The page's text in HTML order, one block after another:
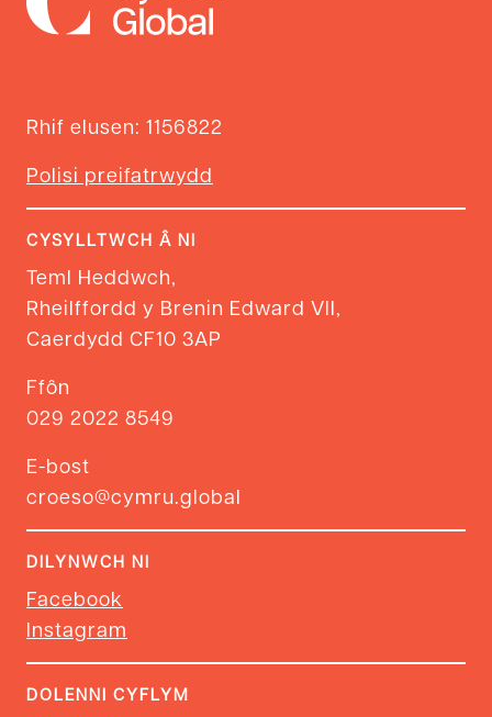
Rhif elusen: 1156822
Polisi preifatrwydd
CYSYLLTWCH Â NI
Teml Heddwch,
Rheilffordd y Brenin Edward VII,
Caerdydd CF10 3AP
Ffôn
029 2022 8549
E-bost
croeso@cymru.global
DILYNWCH NI
Facebook
Instagram
DOLENNI CYFLYM